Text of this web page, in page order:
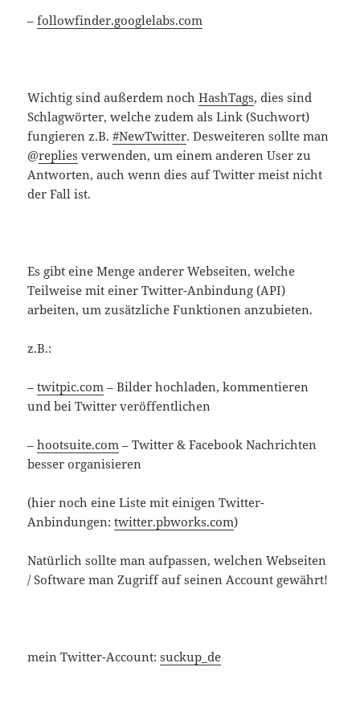
–followfinder.googlelabs.com
Wichtig sind außerdem nochHashTags, dies sind
Schlagwörter, welche zudem als Link (Suchwort)
fungieren z.B.#NewTwitter. Desweiteren sollte man
@replies verwenden, um einem anderen User zu
Antworten, auch wenn dies auf Twitter meist nicht
der Fall ist.
Es gibt eine Menge anderer Webseiten, welche
Teilweise mit einer Twitter-Anbindung (API)
arbeiten, um zusätzliche Funktionen anzubieten.
z.B.:
–twitpic.com – Bilder hochladen, kommentieren
und bei Twitter veröffentlichen
–hootsuite.com – Twitter & Facebook Nachrichten
besser organisieren
(hier noch eine Liste mit einigen Twitter-
Anbindungen:twitter.pbworks.com)
Natürlich sollte man aufpassen, welchen Webseiten
/ Software man Zugriff auf seinen Account gewährt!
mein Twitter-Account:suckup_de